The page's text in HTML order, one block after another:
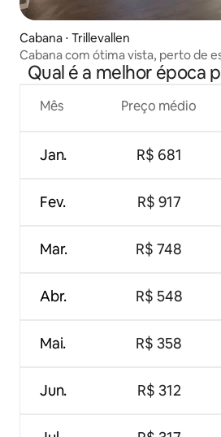
Cabana ⋅ Trillevallen
Cabana com ótima vista, perto de
Qual é a melhor época
Mês
Jan.
Fev.
Mar.
Abr.
Mai.
Jun.
Preço médio
R$ 681
R$ 917
R$ 748
R$ 548
R$ 358
R$ 312